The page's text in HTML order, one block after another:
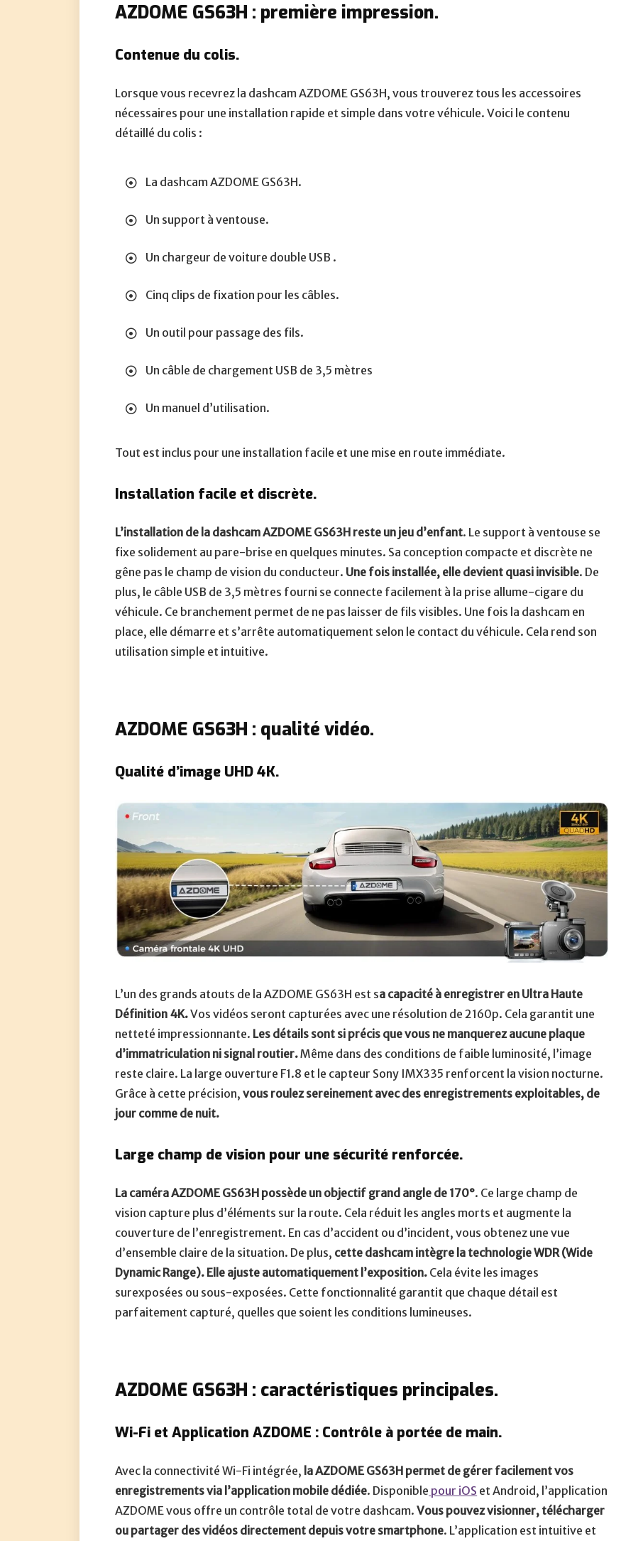
AZDOME GS63H : première impression.
Contenue du colis.
Lorsque vous recevrez la dashcam AZDOME GS63H, vous trouverez tous les accessoires
nécessaires pour une installation rapide et simple dans votre véhicule. Voici le contenu
détaillé du colis :
La dashcam AZDOME GS63H.
Un support à ventouse.
Un chargeur de voiture double USB .
Cinq clips de fixation pour les câbles.
Un outil pour passage des fils.
Un câble de chargement USB de 3,5 mètres
Un manuel d’utilisation.
Tout est inclus pour une installation facile et une mise en route immédiate.
Installation facile et discrète.
L’installation de la dashcam AZDOME GS63H reste un jeu d’enfant. Le support à ventouse se
fixe solidement au pare-brise en quelques minutes. Sa conception compacte et discrète ne
gêne pas le champ de vision du conducteur. Une fois installée, elle devient quasi invisible. De
plus, le câble USB de 3,5 mètres fourni se connecte facilement à la prise allume-cigare du
véhicule. Ce branchement permet de ne pas laisser de fils visibles. Une fois la dashcam en
place, elle démarre et s’arrête automatiquement selon le contact du véhicule. Cela rend son
utilisation simple et intuitive.
AZDOME GS63H : qualité vidéo.
Qualité d’image UHD 4K.
L’un des grands atouts de la AZDOME GS63H est sa capacité à enregistrer en Ultra Haute
Définition 4K.Vos vidéos seront capturées avec une résolution de 2160p. Cela garantit une
netteté impressionnante. Les détails sont si précis que vous ne manquerez aucune plaque
d’immatriculation ni signal routier.Même dans des conditions de faible luminosité, l’image
reste claire. La large ouverture F1.8 et le capteur Sony IMX335 renforcent la vision nocturne.
Grâce à cette précision,vous roulez sereinement avec des enregistrements exploitables, de
jour comme de nuit.
Large champ de vision pour une sécurité renforcée.
La caméra AZDOME GS63H possède un objectif grand angle de 170°. Ce large champ de
vision capture plus d’éléments sur la route. Cela réduit les angles morts et augmente la
couverture de l’enregistrement. En cas d’accident ou d’incident, vous obtenez une vue
d’ensemble claire de la situation. De plus, cette dashcam intègre la technologie WDR (Wide
Dynamic Range). Elle ajuste automatiquement l’exposition. Cela évite les images
surexposées ou sous-exposées. Cette fonctionnalité garantit que chaque détail est
parfaitement capturé, quelles que soient les conditions lumineuses.
AZDOME GS63H : caractéristiques principales.
Wi-Fi et Application AZDOME : Contrôle à portée de main.
Avec la connectivité Wi-Fi intégrée, la AZDOME GS63H permet de gérer facilement vos
enregistrements via l’application mobile dédiée. Disponible pour iOS et Android, l’application
AZDOME vous offre un contrôle total de votre dashcam.Vous pouvez visionner, télécharger
ou partager des vidéos directement depuis votre smartphone. L’application est intuitive et